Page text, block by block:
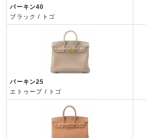
バーキン40
ブラック / トゴ
バーキン25
エトゥープ / トゴ